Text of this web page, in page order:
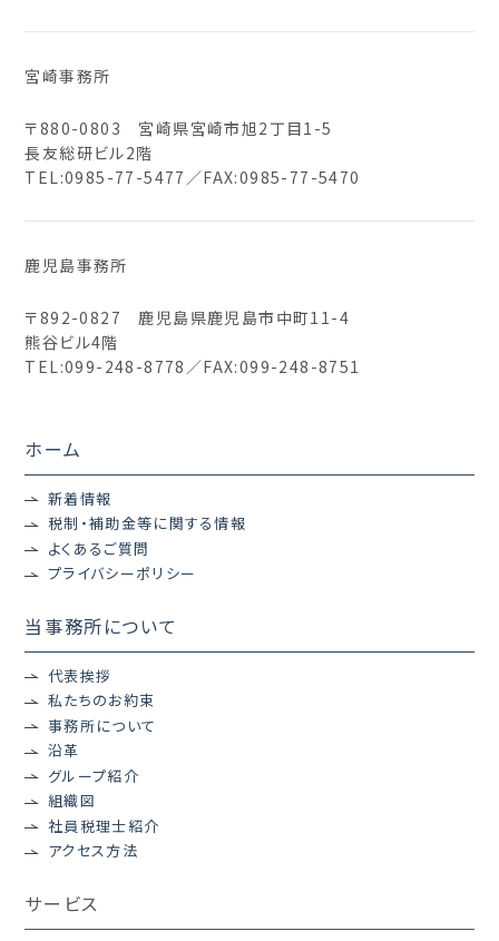
宮崎事務所
〒880-0803 宮崎県宮崎市旭2丁目1-5
長友総研ビル2階
TEL:0985-77-5477 ／FAX:0985-77-5470
鹿児島事務所
〒892-0827 鹿児島県鹿児島市中町11-4
熊谷ビル4階
TEL:099-248-8778 ／FAX:099-248-8751
ホーム
新着情報
税制・補助金等に関する情報
よくあるご質問
プライバシーポリシー
当事務所について
代表挨拶
私たちのお約束
事務所について
沿革
グループ紹介
組織図
社員税理士紹介
アクセス方法
サービス